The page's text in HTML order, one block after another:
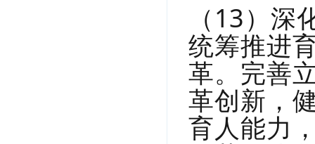
（13）
统筹推进
革。完善
革创新，
育人能力